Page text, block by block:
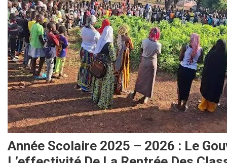
Année Scolaire 2025 – 2026 : Le